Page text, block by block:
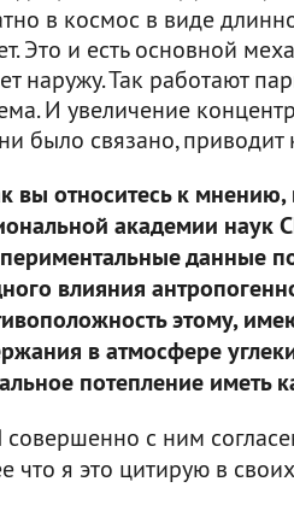
в космос в виде
Это и есть основной
наружу. Так работают
И увеличение
было связано,
вы относитесь к
академии
данные
влияния
этому,
в атмосфере
потепление иметь
совершенно с ним
что я это цитирую в своих